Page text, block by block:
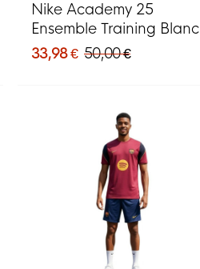
Nike Academy 25
Ensemble Training Blanc
Noir Gris
33,98 € 50,00 €